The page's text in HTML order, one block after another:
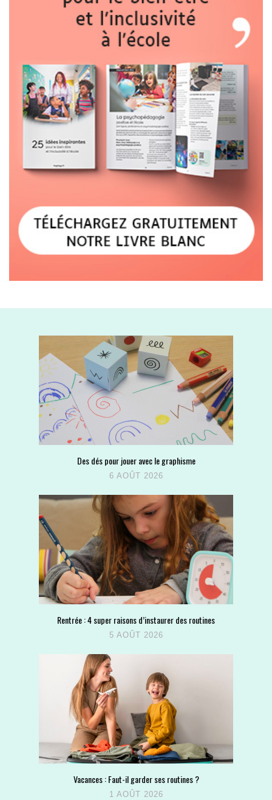
Des dés pour jouer avec le graphisme
6 AOÛT 2026
Rentrée : 4 super raisons d’instaurer des routines
5 AOÛT 2026
Vacances : Faut-il garder ses routines ?
1 AOÛT 2026